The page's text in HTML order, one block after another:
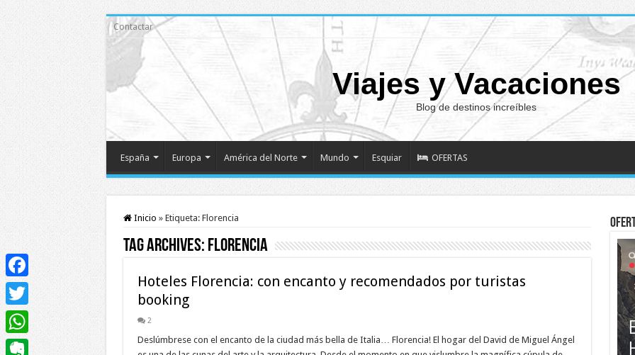
Contactar
Viajes y Vacaciones
Blog de destinos increíbles
España Europa América del Norte Mundo Esquiar OFERTAS
Inicio » Etiqueta: Florencia
Tag Archives: Florencia
Hoteles Florencia: con encanto y recomendados por turistas
booking
2
Deslúmbrese con el encanto de la ciudad más bella de Italia… Florencia! El hogar del David de Miguel Ángel
Facebook
Twitter
WhatsApp